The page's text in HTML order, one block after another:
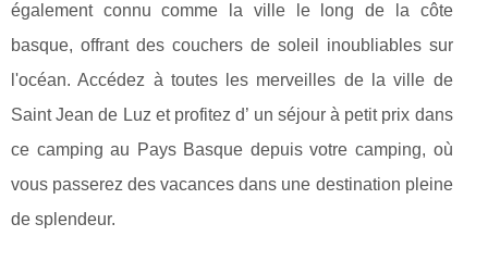
également connu comme la ville le long de la côte
basque, offrant des couchers de soleil inoubliables sur
l'océan. Accédez à toutes les merveilles de la ville de
Saint Jean de Luz et profitez d’ un séjour à petit prix dans
ce camping au Pays Basque depuis votre camping, où
vous passerez des vacances dans une destination pleine
de splendeur.